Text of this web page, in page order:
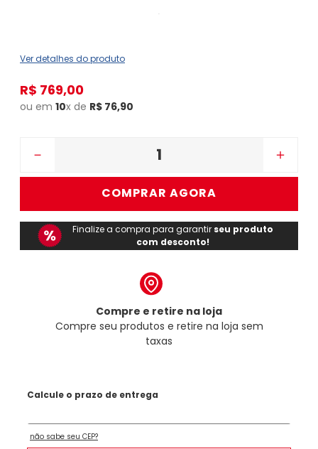
Ver detalhes do produto
R$ 769,00
ou em 10x de R$ 76,90
＋
－
COMPRAR AGORA
Finalize a compra para garantir seu produto
com desconto!
Compre e retire na loja
Compre seu produtos e retire na loja sem
taxas